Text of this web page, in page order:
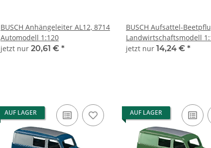
BUSCH Anhängeleiter AL12, 8714
Automodell 1:120
jetzt nur 20,61 € *
BUSCH Aufsattel-
Landwirtschaftsmodell
jetzt nur 14,24 € *
AUF LAGER AUF LAGER